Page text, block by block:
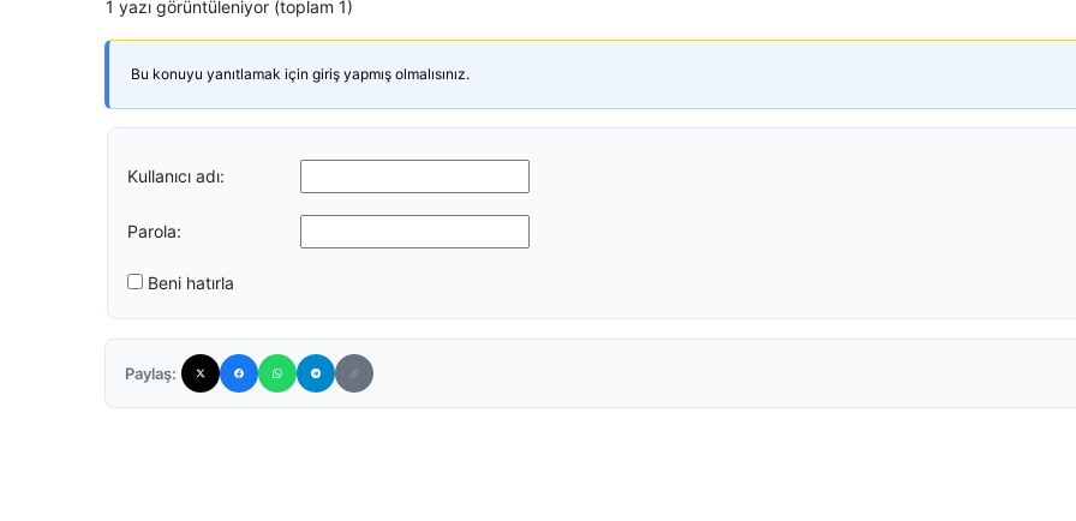
1 yazı görüntüleniyor (toplam 1)
Bu konuyu yanıtlamak için giriş yapmış olmalısınız.
Kullanıcı adı:
Parola:
Beni hatırla
Paylaş: